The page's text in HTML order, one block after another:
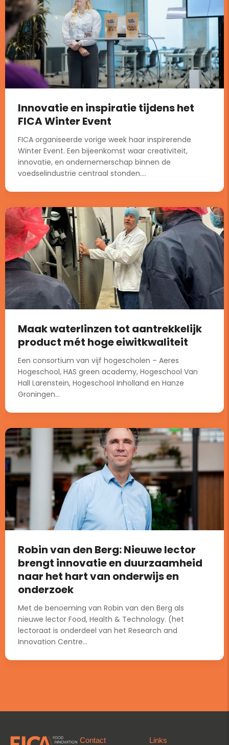
Innovatie en inspiratie tijdens het
FICA Winter Event
FICA organiseerde vorige week haar inspirerende
Winter Event. Een bijeenkomst waar creativiteit,
innovatie, en ondernemerschap binnen de
voedselindustrie centraal stonden....
Maak waterlinzen tot aantrekkelijk
product mét hoge eiwitkwaliteit
Een consortium van vijf hogescholen – Aeres
Hogeschool, HAS green academy, Hogeschool Van
Hall Larenstein, Hogeschool Inholland en Hanze
Groningen...
Robin van den Berg: Nieuwe lector
brengt innovatie en duurzaamheid
naar het hart van onderwijs en
onderzoek
Met de benoeming van Robin van den Berg als
nieuwe lector Food, Health & Technology. (het
lectoraat is onderdeel van het Research and
Innovation Centre...
Contact Links